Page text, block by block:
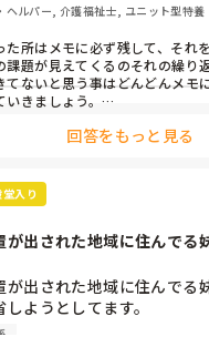
ヘルパー, 介護福祉士, ユニット型特養
た所はメモに必ず残して、それ
課題が見えてくるのそれの繰り返
てないと思う事はどんどんメモ
いきましょう。
回答をもっと見る
入り
が出された地域に住んでる
が出された地域に住んでる
ようとしてます。
に非常識だと思いませんか？